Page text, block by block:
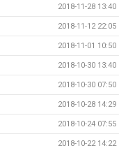
2018-11-28 13:40
2018-11-12 22:05
2018-11-01 10:50
2018-10-30 13:40
2018-10-30 07:50
2018-10-28 14:29
2018-10-24 07:55
2018-10-22 14:22